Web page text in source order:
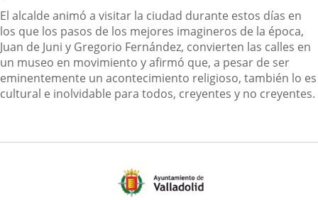
El alcalde animó a visitar la ciudad durante estos días en
los que los pasos de los mejores imagineros de la época,
Juan de Juni y Gregorio Fernández, convierten las calles en
un museo en movimiento y afirmó que, a pesar de ser
eminentemente un acontecimiento religioso, también lo es
cultural e inolvidable para todos, creyentes y no creyentes.